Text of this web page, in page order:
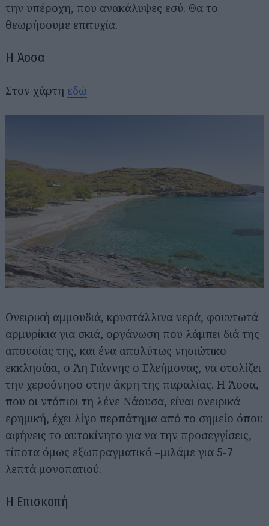
την υπέροχη, που ανακάλυψες εσύ. Θα το
θεωρήσουμε επιτυχία.
Η Άοσα
Στον χάρτη εδώ
Ονειρική αμμουδιά, κρυστάλλινα νερά, φουντωτά
αρμυρίκια για σκιά, οργάνωση που λάμπει διά της
απουσίας της, και ένα απολύτως νησιώτικο
εκκλησάκι, ο Άη Γιάννης ο Ελεήμονας, να στολίζει
την χερσόνησο στην άκρη της παραλίας. Η Άοσα,
που οι ντόπιοι τη λένε Νάουσα, είναι ονειρικά
ερημική, έχει λίγο περπάτημα από το σημείο όπου
αφήνεις το αυτοκίνητο για να την προσεγγίσεις,
τίποτα όμως εξωπραγματικό –μιλάμε για 5-7
λεπτά μονοπατιού.
Η Επισκοπή